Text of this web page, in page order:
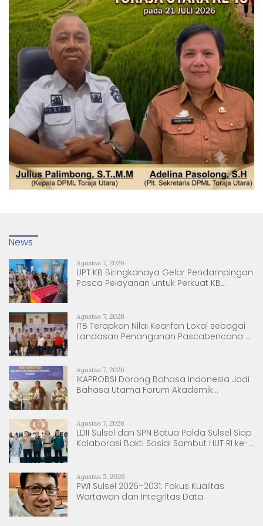
News
Agustus 7, 2026
UPT KB Biringkanaya Gelar Pendampingan
Pasca Pelayanan untuk Perkuat KB
Agustus 7, 2026
ITB Terapkan Nilai Kearifan Lokal sebagai
Landasan Penanganan Pascabencana di
Agustus 7, 2026
IKAPROBSI Dorong Bahasa Indonesia Jadi
Bahasa Utama Forum Akademik
Agustus 7, 2026
LDII Sulsel dan SPN Batua Polda Sulsel Siap
Kolaborasi Bakti Sosial Sambut HUT RI ke-
Agustus 5, 2026
PWI Sulsel 2026–2031: Fokus Kualitas
Wartawan dan Integritas Data